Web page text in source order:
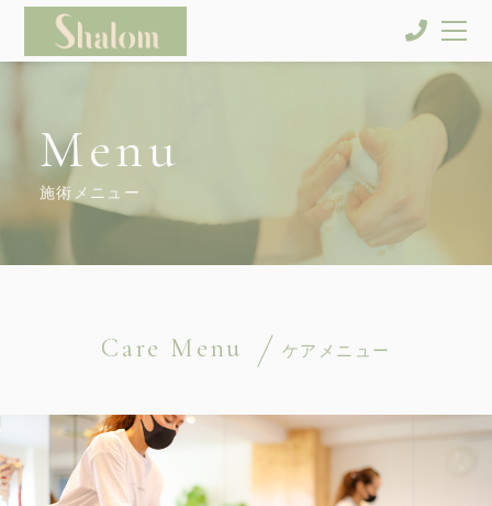
Menu
施術メニュー
Care Menu ケアメニュー